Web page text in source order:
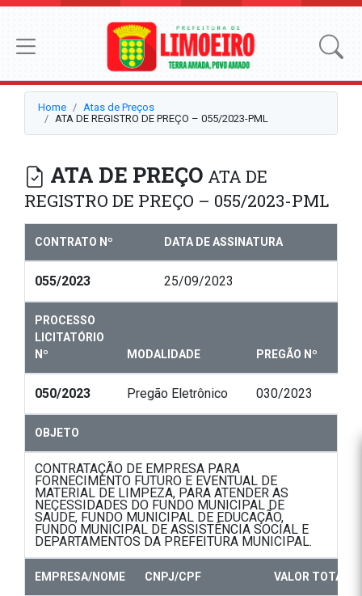
Home
Atas de Preços
ATA DE REGISTRO DE PREÇO – 055/2023-PML
ATA DE PREÇO ATA DE
REGISTRO DE PREÇO – 055/2023-PML
CONTRATO Nº DATA DE ASSINATURA
055/2023 25/09/2023
PROCESSO
LICITATÓRIO
Nº
MODALIDADE PREGÃO Nº
050/2023 Pregão Eletrônico 030/2023
OBJETO
CONTRATAÇÃO DE EMPRESA PARA
FORNECIMENTO FUTURO E EVENTUAL DE
MATERIAL DE LIMPEZA, PARA ATENDER AS
NECESSIDADES DO FUNDO MUNICIPAL DE
SAÚDE, FUNDO MUNICIPAL DE EDUCAÇÃO,
FUNDO MUNICIPAL DE ASSISTÊNCIA SOCIAL E
DEPARTAMENTOS DA PREFEITURA MUNICIPAL.
EMPRESA/NOME CNPJ/CPF VALOR TOTAL